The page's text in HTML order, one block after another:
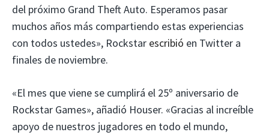
del próximo Grand Theft Auto. Esperamos pasar
muchos años más compartiendo estas experiencias
con todos ustedes», Rockstar escribió en Twitter a
finales de noviembre.
«El mes que viene se cumplirá el 25º aniversario de
Rockstar Games», añadió Houser. «Gracias al increíble
apoyo de nuestros jugadores en todo el mundo,